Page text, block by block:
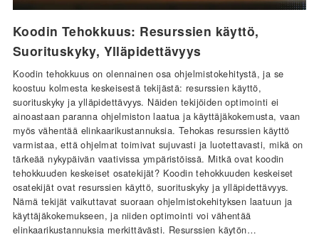
Koodin Tehokkuus: Resurssien käyttö,
Suorituskyky, Ylläpidettävyys
Koodin tehokkuus on olennainen osa ohjelmistokehitystä, ja se
koostuu kolmesta keskeisestä tekijästä: resurssien käyttö,
suorituskyky ja ylläpidettävyys. Näiden tekijöiden optimointi ei
ainoastaan paranna ohjelmiston laatua ja käyttäjäkokemusta, vaan
myös vähentää elinkaarikustannuksia. Tehokas resurssien käyttö
varmistaa, että ohjelmat toimivat sujuvasti ja luotettavasti, mikä on
tärkeää nykypäivän vaativissa ympäristöissä. Mitkä ovat koodin
tehokkuuden keskeiset osatekijät? Koodin tehokkuuden keskeiset
osatekijät ovat resurssien käyttö, suorituskyky ja ylläpidettävyys.
Nämä tekijät vaikuttavat suoraan ohjelmistokehityksen laatuun ja
käyttäjäkokemukseen, ja niiden optimointi voi vähentää
elinkaarikustannuksia merkittävästi. Resurssien käytön…